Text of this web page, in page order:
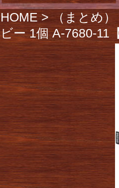
HOME > （まとめ
ビー 1個 A-7680-11